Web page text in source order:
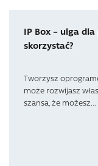
IP Box – ulga
skorzystać?
Tworzysz
może rozwijasz
szansa, że możesz...